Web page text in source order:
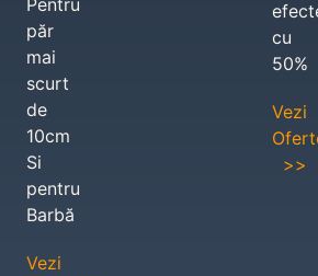
Pentru
păr
mai
scurt
de
10cm
Si
pentru
Barbă
Vezi
cu
50%
Vezi
>>